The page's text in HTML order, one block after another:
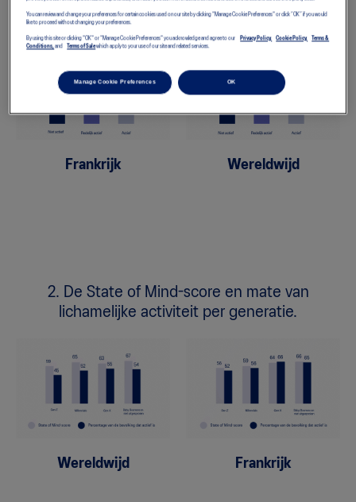
lichamelijke activiteit.
Frankrijk Wereldwijd
2. De State of Mind-score en mate van
lichamelijke activiteit per generatie.
Wereldwijd Frankrijk
You can review and change your preferences for certain cookies used on our site by clicking "Manage Cookie Preferences" or click “OK” if you would
like to proceed without changing your preferences.
By using this site or clicking "OK" or "Manage Cookie Preferences" you acknowledge and agree to our Privacy Policy, Cookie Policy,
Terms &
Conditions,and Terms of Salewhich apply to your use of our site and related services.
Manage Cookie Preferences OK